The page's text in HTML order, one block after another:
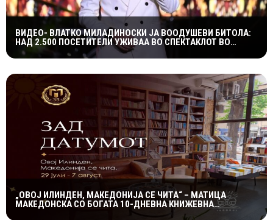
ВИДЕО- ВЛАТКО МИЛАДИНОСКИ ЈА ВООДУШЕВИ БИТОЛА:
НАД 2.500 ПОСЕТИТЕЛИ УЖИВАА ВО СПЕКТАКЛОТ ВО
ХЕРАКЛЕЈА
„ОВОЈ ИЛИНДЕН, МАКЕДОНИЈА СЕ ЧИТА“ – МАТИЦА
МАКЕДОНСКА СО БОГАТА 10-ДНЕВНА КНИЖЕВНА